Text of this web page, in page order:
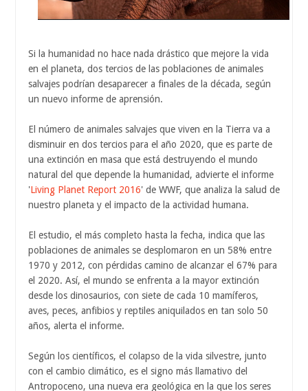
Si la humanidad no hace nada drástico que mejore la vida
en el planeta, dos tercios de las poblaciones de animales
salvajes podrían desaparecer a finales de la década, según
un nuevo informe de aprensión.
El número de animales salvajes que viven en la Tierra va a
disminuir en dos tercios para el año 2020, que es parte de
una extinción en masa que está destruyendo el mundo
natural del que depende la humanidad, advierte el informe
'Living Planet Report 2016' de WWF, que analiza la salud de
nuestro planeta y el impacto de la actividad humana.
El estudio, el más completo hasta la fecha, indica que las
poblaciones de animales se desplomaron en un 58% entre
1970 y 2012, con pérdidas camino de alcanzar el 67% para
el 2020. Así, el mundo se enfrenta a la mayor extinción
desde los dinosaurios, con siete de cada 10 mamíferos,
aves, peces, anfibios y reptiles aniquilados en tan solo 50
años, alerta el informe.
Según los científicos, el colapso de la vida silvestre, junto
con el cambio climático, es el signo más llamativo del
Antropoceno, una nueva era geológica en la que los seres